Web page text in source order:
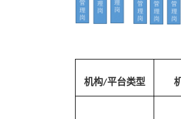
机构/平台类型